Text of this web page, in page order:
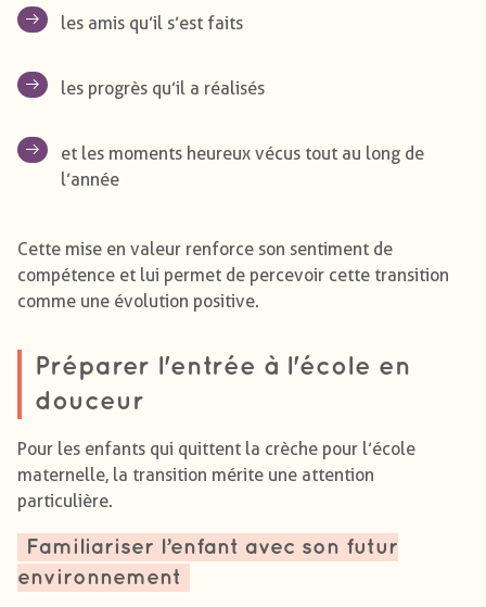
les amis qu’il s’est faits
les progrès qu’il a réalisés
et les moments heureux vécus tout au long de
l’année
Cette mise en valeur renforce son sentiment de
compétence et lui permet de percevoir cette transition
comme une évolution positive.
Préparer l'entrée à l'école en
douceur
Pour les enfants qui quittent la crèche pour l’école
maternelle, la transition mérite une attention
particulière.
Familiariser l’enfant avec son futur
environnement